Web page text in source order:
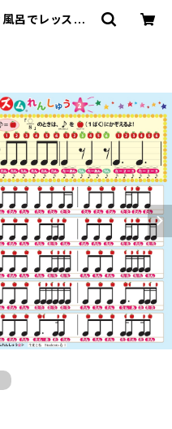
呂でレッスン